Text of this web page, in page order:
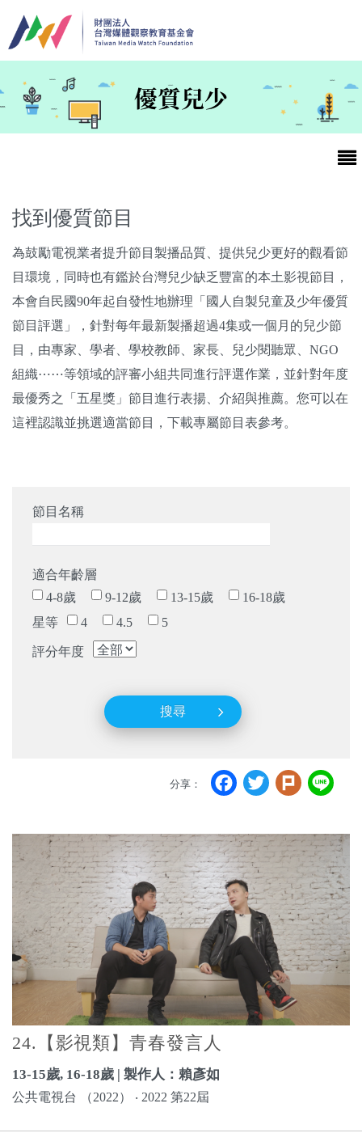
優質兒少
最新消息
第25屆台灣兒童及少年優質節目活動官網
最新消息
關於我們
監督觀察
找到優質節目
為鼓勵電視業者提升節目製播品質、提供兒少更好的觀看節
目環境，同時也有鑑於台灣兒少缺乏豐富的本土影視節目，
本會自民國90年起自發性地辦理「國人自製兒童及少年優質
節目評選」，針對每年最新製播超過4集或一個月的兒少節
目，由專家、學者、學校教師、家長、兒少閱聽眾、NGO
組織⋯⋯等領域的評審小組共同進行評選作業，並針對年度
最優秀之「五星獎」節目進行表揚、介紹與推薦。您可以在
這裡認識並挑選適當節目，下載專屬節目表參考。
節目名稱
適合年齡層
4-8歲
9-12歲 13-15歲
16-18歲
星等
4 4.5 5
評分年度
搜尋
分享： Facebook
Twitter
Plurk
24.【影視類】青春發言人
13-15歲, 16-18歲 | 製作人：賴彥如
公共電視台 （2022） ‧ 2022 第22屆